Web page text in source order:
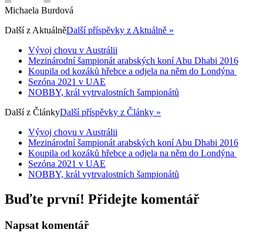
Michaela Burdová
Další z AktuálněDalší příspěvky z Aktuálně »
Vývoj chovu v Austrálii
Mezinárodní šampionát arabských koní Abu Dhabi 2016
Koupila od kozáků hřebce a odjela na něm do Londýna
Sezóna 2021 v UAE
NOBBY, král vytrvalostních šampionátů
Další z ČlánkyDalší příspěvky z Články »
Vývoj chovu v Austrálii
Mezinárodní šampionát arabských koní Abu Dhabi 2016
Koupila od kozáků hřebce a odjela na něm do Londýna
Sezóna 2021 v UAE
NOBBY, král vytrvalostních šampionátů
Buďte první! Přidejte komentář
Napsat komentář